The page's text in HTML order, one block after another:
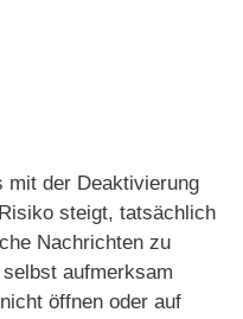
mit der Deaktivierung
steigt, tatsächlich
Nachrichten zu
aufmerksam
öffnen oder auf